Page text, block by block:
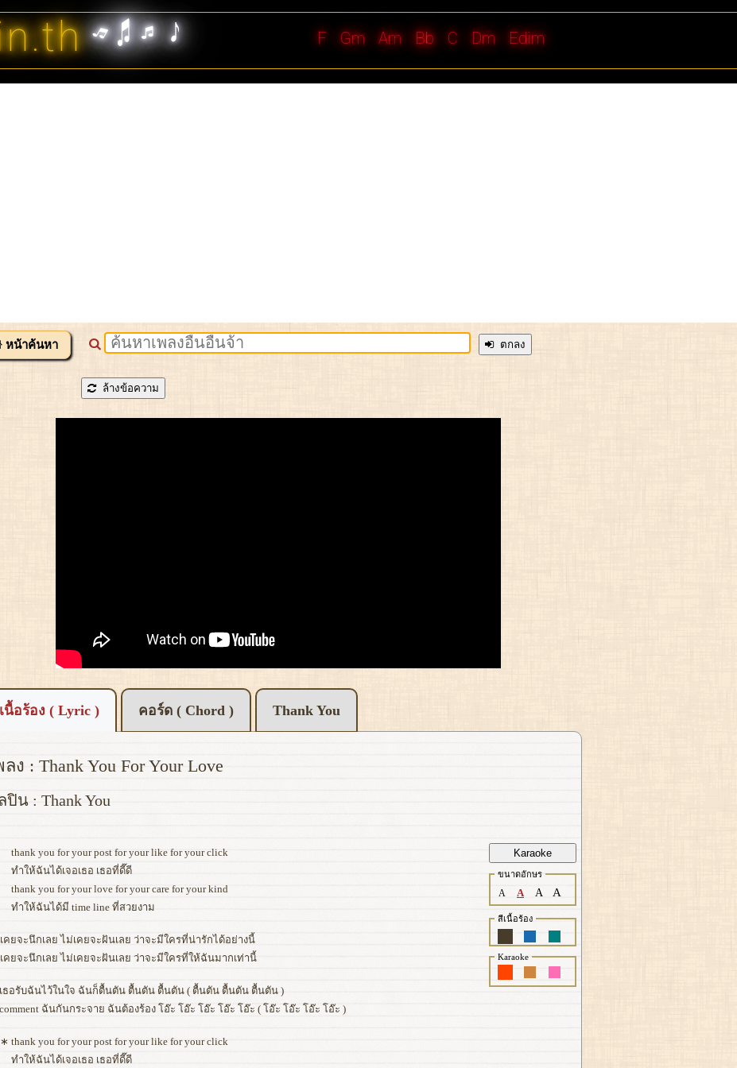
F Gm Am Bb C Dm Edim
หน้าค้นหา ตกลง
ล้างข้อความ
เนื้อร้อง ( Lyric ) คอร์ด ( Chord ) Thank You
ลง : Thank You For Your Love
ปิน : Thank You
Karaoke
ขนาดอักษร
A A A A
สีเนื้อร้อง
Karaoke
thank you for your post for your like for your click
ทำให้ฉันได้เจอเธอ เธอที่ดี๊ดี
thank you for your love for your care for your kind
ทำให้ฉันได้มี time line ที่สวยงาม
คยจะนึกเลย ไม่เคยจะฝันเลย ว่าจะมีใครที่น่ารักได้อย่างนี้
คยจะนึกเลย ไม่เคยจะฝันเลย ว่าจะมีใครที่ให้ฉันมากเท่านี้
เธอรับฉันไว้ในใจ ฉันก็ตื้นตัน ตื้นตัน ตื้นตัน ( ตื้นตัน ตื้นตัน ตื้นตัน )
comment ฉันกันกระจาย ฉันต้องร้อง โอ๊ะ โอ๊ะ โอ๊ะ โอ๊ะ โอ๊ะ ( โอ๊ะ โอ๊ะ โอ๊ะ โอ๊ะ )
thank you for your post for your like for your click
ทำให้ฉันได้เจอเธอ เธอที่ดี๊ดี